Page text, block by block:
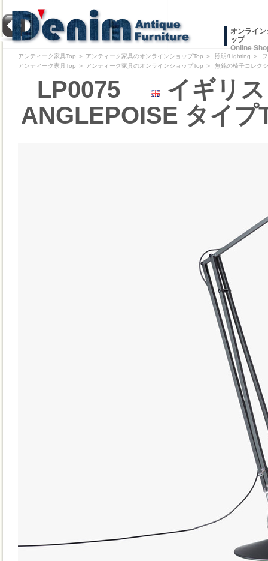
オンライ
ップ
Online
アンティーク家具Top ＞ アンティーク家具のオンラインショップTop ＞ 照明/Lighting ＞
アンティーク家具Top ＞ アンティーク家具のオンラインショップTop ＞ 無銘の椅子コレク
LP0075
イギリ
ANGLEPOISE タイプ